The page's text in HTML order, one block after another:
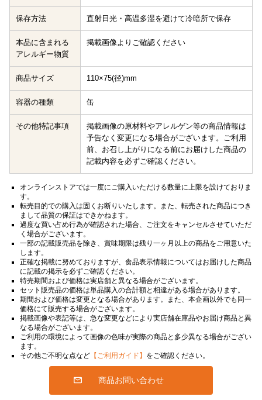
保存方法 直射日光・高温多湿を避けて冷暗所で保存
本品に含まれる
アレルギー物質
掲載画像よりご確認ください
商品サイズ 110×75(径)mm
容器の種類 缶
その他特記事項
掲載画像の原材料やアレルゲン等の商品情報は
予告なく変更になる場合がございます。ご利用
前、お召し上がりになる前にお届けした商品の
記載内容を必ずご確認ください。
オンラインストアでは一度にご購入いただける数量に上限を設けておりま
す。
転売目的での購入は固くお断りいたします。また、転売された商品につき
まして品質の保証はできかねます。
過度な買い占め行為が確認された場合、ご注文をキャンセルさせていただ
く場合がございます。
一部の記載販売品を除き、賞味期限は残り一ヶ月以上の商品をご用意いた
します。
正確な掲載に努めておりますが、食品表示情報についてはお届けした商品
に記載の掲示を必ずご確認ください。
特売期間および価格は実店舗と異なる場合がございます。
セット販売品の価格は単品購入の合計額と相違がある場合があります。
期間および価格は変更となる場合があります。また、本企画以外でも同一
価格にて販売する場合がございます。
掲載画像や表記等は、急な変更などにより実店舗在庫品やお届け商品と異
なる場合がございます。
ご利用の環境によって画像の色味が実際の商品と多少異なる場合がござい
ます。
その他ご不明な点など 【ご利用ガイド】 をご確認ください。
商品お問い合わせ